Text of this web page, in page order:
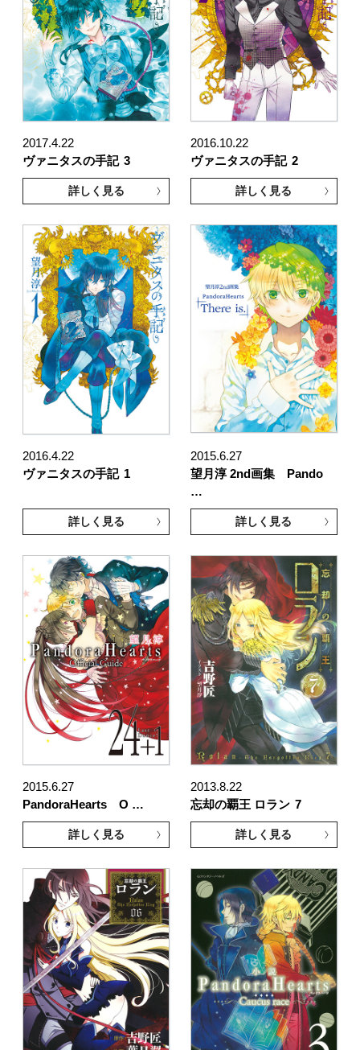
2017.4.22
ヴァニタスの手記 3
詳しく見る
2016.10.22
ヴァニタスの手記 2
詳しく見る
2016.4.22
ヴァニタスの手記 1
詳しく見る
2015.6.27
望月淳 2nd画集 Pando
…
詳しく見る
2015.6.27
PandoraHearts O …
詳しく見る
2013.8.22
忘却の覇王 ロラン 7
詳しく見る